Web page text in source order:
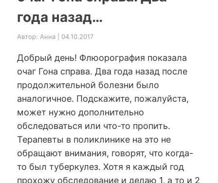
года назад…
Автор: Анна | 04.10.2017
Добрый день! Флюорография показала
очаг Гона справа. Два года назад после
продолжительной болезни было
аналогичное. Подскажите, пожалуйста,
может нужно дополнительно
обследоваться или что-то пропить.
Терапевты в поликлинике на это не
обращают внимания, говорят, что когда-
то был туберкулез. Хотя я каждый год
прохожу обследование и делаю 1, а то и 2